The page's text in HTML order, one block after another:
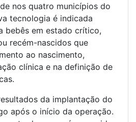
nos quatro municípios do
tecnologia é indicada
bebês em estado crítico,
recém-nascidos que
ao nascimento,
clínica e na definição de
da implantação do
após o início da operação.